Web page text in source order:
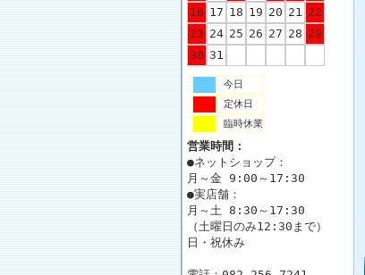
16 17 18 19 20 21 22
23 24 25 26 27 28 29
30 31
今日
定休日
臨時休業
営業時間：
●ネットショップ：
月～金 9:00～17:30
●実店舗：
月～土 8:30～17:30
（土曜日のみ12:30まで）
日・祝休み